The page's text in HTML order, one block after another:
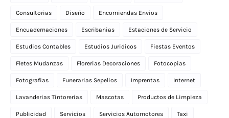
Consultorias Diseño Encomiendas Envios
Encuadernaciones Escribanias Estaciones de Servicio
Estudios Contables Estudios Juridicos Fiestas Eventos
Fletes Mudanzas Florerias Decoraciones Fotocopias
Fotografias Funerarias Sepelios Imprentas Internet
Lavanderias Tintorerias Mascotas Productos de Limpieza
Publicidad Servicios Servicios Automotores Taxi